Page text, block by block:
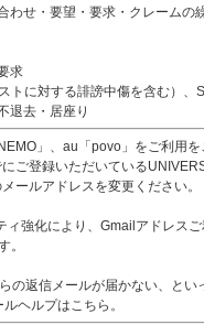
せ・要望・要求・クレームの
求
トに対する誹謗中傷を含む）、
退去・居座り
」、au「povo」をご利用
ご登録いただいている
ールアドレスを変更ください。
強化により、Gmailアドレス
。
の返信メールが届かない、と
ヘルプはこちら。